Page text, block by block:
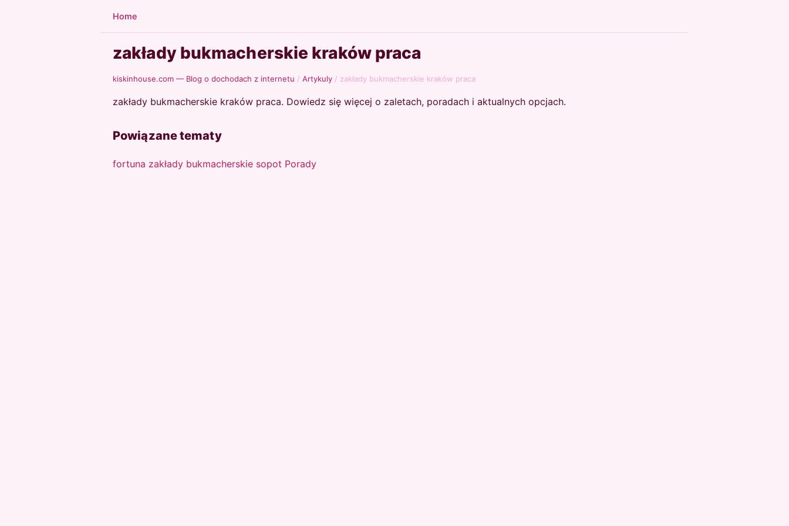
Home
zakłady bukmacherskie kraków praca
kiskinhouse.com — Blog o dochodach z internetu / Artykuly / zakłady bukmacherskie kraków praca
zakłady bukmacherskie kraków praca. Dowiedz się więcej o zaletach, poradach i aktualnych opcjach.
Powiązane tematy
fortuna zakłady bukmacherskie sopot Porady